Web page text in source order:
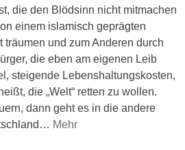
die den Blödsinn nicht mitmachen
einem islamisch geprägten
träumen und zum Anderen durch
die eben am eigenen Leib
steigende Lebenshaltungskosten,
die „Welt“ retten zu wollen.
dann geht es in die andere
… Mehr